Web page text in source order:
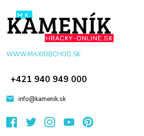
WWW.MAXIOBCHOD.SK
+421 940 949 000
info@kamenik.sk